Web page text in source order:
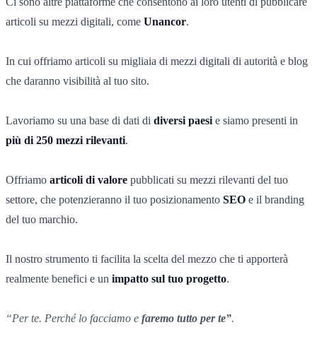
articoli su mezzi digitali, come Unancor.
In cui offriamo articoli su migliaia di mezzi digitali di autorità e blog
che daranno visibilità al tuo sito.
Lavoriamo su una base di dati di diversi paesi e siamo presenti in
più di 250 mezzi rilevanti.
Offriamo articoli di valore pubblicati su mezzi rilevanti del tuo
settore, che potenzieranno il tuo posizionamento SEO e il branding
del tuo marchio.
Il nostro strumento ti facilita la scelta del mezzo che ti apporterà
realmente benefici e un impatto sul tuo progetto.
“Per te. Perché lo facciamo e faremo tutto per te”.